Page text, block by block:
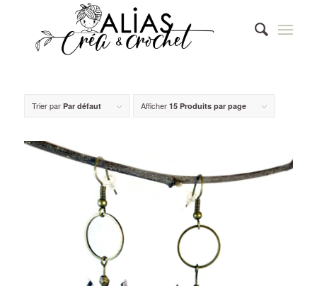
Trier par Par défaut Afficher 15 Produits par page